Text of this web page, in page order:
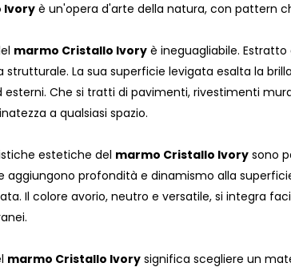
Ivoryè un'opera d'arte della natura, con pattern
marmo Cristallo Ivory è ineguagliabile.
strutturale. La sua superficie levigata esalta la
esterni. Che si tratti di pavimenti, rivestimenti
a qualsiasi spazio.
estetiche del marmo Cristallo Ivory sono
aggiungono profondità e dinamismo alla
Il colore avorio, neutro e versatile, si integra
marmo Cristallo Ivory significa scegliere un